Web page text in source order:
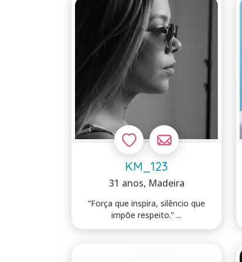
KM_123
31 anos, Madeira
“Força que inspira, silêncio que
impõe respeito.” ...